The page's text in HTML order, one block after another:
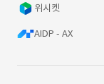
위시켓
AIDP - AX